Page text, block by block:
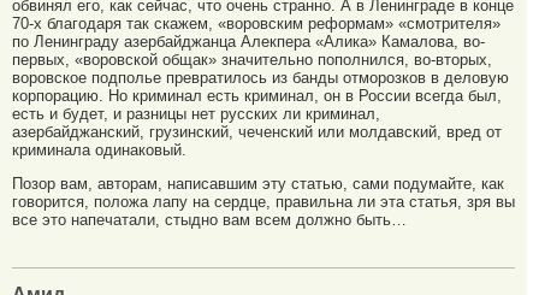
обвинял его, как сейчас, что очень странно. А в Ленинграде в конце
70-х благодаря так скажем, «воровским реформам» «смотрителя»
по Ленинграду азербайджанца Алекпера «Алика» Камалова, во-
первых, «воровской общак» значительно пополнился, во-вторых,
воровское подполье превратилось из банды отморозков в деловую
корпорацию. Но криминал есть криминал, он в России всегда был,
есть и будет, и разницы нет русских ли криминал,
азербайджанский, грузинский, чеченский или молдавский, вред от
криминала одинаковый.
Позор вам, авторам, написавшим эту статью, сами подумайте, как
говорится, положа лапу на сердце, правильна ли эта статья, зря вы
все это напечатали, стыдно вам всем должно быть…